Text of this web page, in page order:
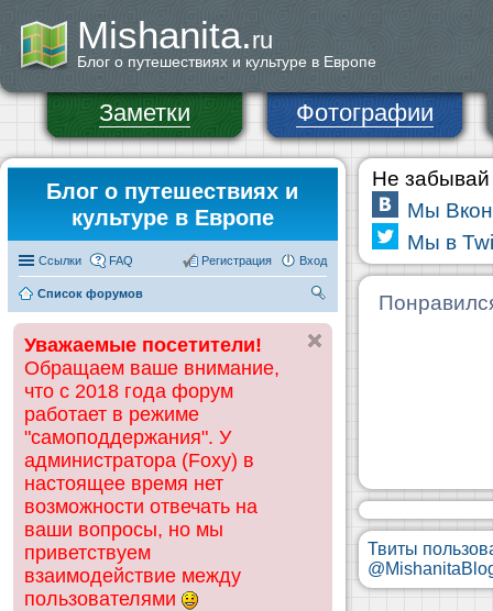
Mishanita.ru
Блог о путешествиях и культуре в Европе
Заметки Фотографии
Блог о путешествиях и
культуре в Европе
Ссылки FAQ Вход
Регистрация
Список форумов
ск
Уважаемые посетители!
Обращаем ваше внимание,
что с 2018 года форум
работает в режиме
"самоподдержания". У
администратора (Foxy) в
настоящее время нет
возможности отвечать на
ваши вопросы, но мы
приветствуем
взаимодействие между
пользователями
Не забывай
Мы
Мы в
Твиты